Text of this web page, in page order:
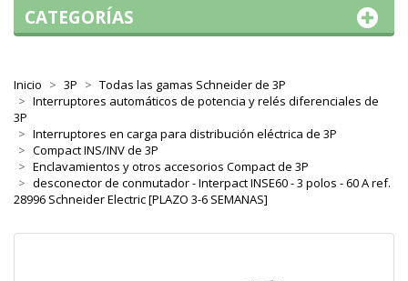
Inicio 3P
Todas las gamas Schneider de 3P
Interruptores automáticos de potencia y relés diferenciales de
3P
Interruptores en carga para distribución eléctrica de 3P
Compact INS/INV de 3P
Enclavamientos y otros accesorios Compact de 3P
desconector de conmutador - Interpact INSE60 - 3 polos - 60 A ref.
28996 Schneider Electric [PLAZO 3-6 SEMANAS]
CATEGORÍAS